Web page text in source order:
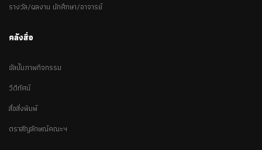
รางวัล/ผลงาน นักศึกษา/อาจารย์
คลังสื่อ
อัลบั้มภาพกิจกรรม
วีดีทัศน์
สื่อสิ่งพิมพ์
ตราสัญลักษณ์คณะฯ